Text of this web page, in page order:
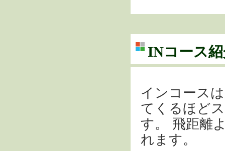
INコース
インコース
てくるほど
す。 飛距離
れます。